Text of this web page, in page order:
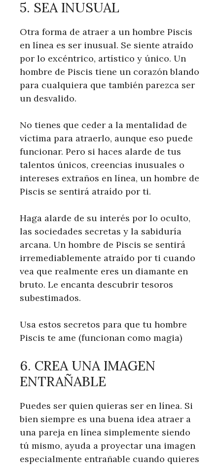
5. SEA INUSUAL
Otra forma de atraer a un hombre Piscis
en línea es ser inusual. Se siente atraído
por lo excéntrico, artístico y único. Un
hombre de Piscis tiene un corazón blando
para cualquiera que también parezca ser
un desvalido.
No tienes que ceder a la mentalidad de
víctima para atraerlo, aunque eso puede
funcionar. Pero si haces alarde de tus
talentos únicos, creencias inusuales o
intereses extraños en línea, un hombre de
Piscis se sentirá atraído por ti.
Haga alarde de su interés por lo oculto,
las sociedades secretas y la sabiduría
arcana. Un hombre de Piscis se sentirá
irremediablemente atraído por ti cuando
vea que realmente eres un diamante en
bruto. Le encanta descubrir tesoros
subestimados.
Usa estos secretos para que tu hombre
Piscis te ame (funcionan como magia)
6. CREA UNA IMAGEN
ENTRAÑABLE
Puedes ser quien quieras ser en línea. Si
bien siempre es una buena idea atraer a
una pareja en línea simplemente siendo
tú mismo, ayuda a proyectar una imagen
especialmente entrañable cuando quieres